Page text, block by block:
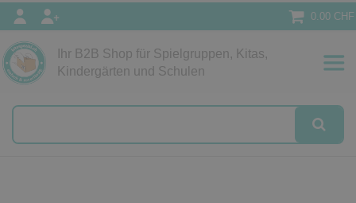
0.00 CHF
Ihr B2B Shop für Spielgruppen, Kitas,
Kindergärten und Schulen
Papeterie